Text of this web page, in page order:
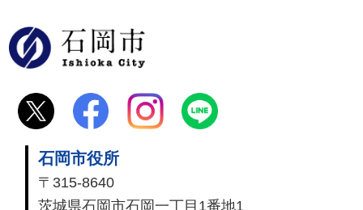
石岡市役所
〒315-8640
茨城県石岡市石岡一丁目1番地1